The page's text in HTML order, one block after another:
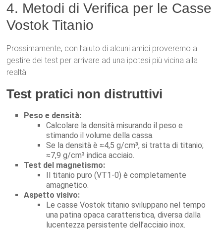
4. Metodi di Verifica per le Casse
Vostok Titanio
Prossimamente, con l’aiuto di alcuni amici proveremo a
gestire dei test per arrivare ad una ipotesi più vicina alla
realtà.
Test pratici non distruttivi
Peso e densità:
Calcolare la densità misurando il peso e
stimando il volume della cassa.
Se la densità è ≈4,5 g/cm³, si tratta di titanio;
≈7,9 g/cm³ indica acciaio.
Test del magnetismo:
Il titanio puro (VT1-0) è completamente
amagnetico.
Aspetto visivo:
Le casse Vostok titanio sviluppano nel tempo
una patina opaca caratteristica, diversa dalla
lucentezza persistente dell’acciaio inox.